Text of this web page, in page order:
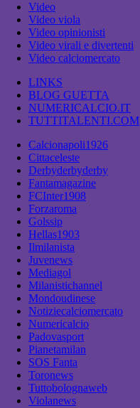
Video
Video viola
Video opinionisti
Video virali e divertenti
Video calciomercato
LINKS
BLOG GUETTA
NUMERICALCIO.IT
TUTTITALENTI.COM
Calcionapoli1926
Cittaceleste
Derbyderbyderby
Fantamagazine
FCInter1908
Forzaroma
Golssip
Hellas1903
Ilmilanista
Juvenews
Mediagol
Milanistichannel
Mondoudinese
Notiziecalciomercato
Numericalcio
Padovasport
Pianetamilan
SOS Fanta
Toronews
Tuttobolognaweb
Violanews